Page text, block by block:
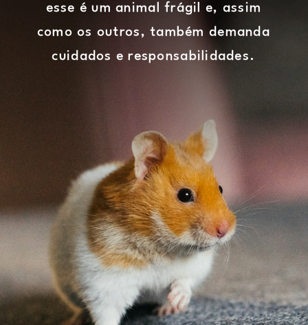
esse é um animal frágil e, assim
como os outros, também demanda
cuidados e responsabilidades.